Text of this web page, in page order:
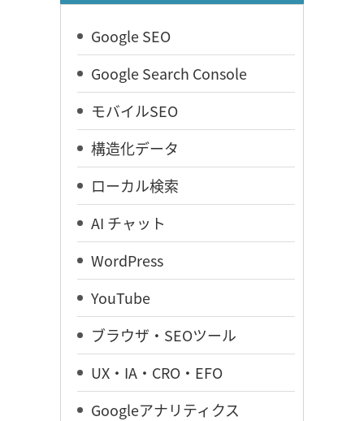
Google SEO
Google Search Console
モバイルSEO
構造化データ
ローカル検索
AI チャット
WordPress
YouTube
ブラウザ・SEOツール
UX・IA・CRO・EFO
Googleアナリティクス